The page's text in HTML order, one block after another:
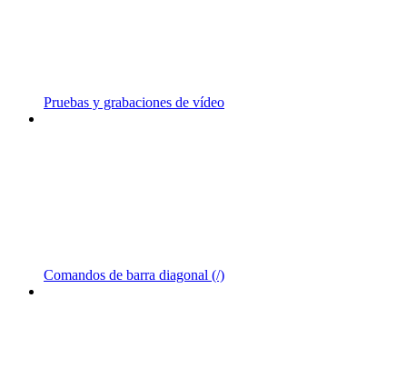
Pruebas y grabaciones de vídeo
Comandos de barra diagonal (/)